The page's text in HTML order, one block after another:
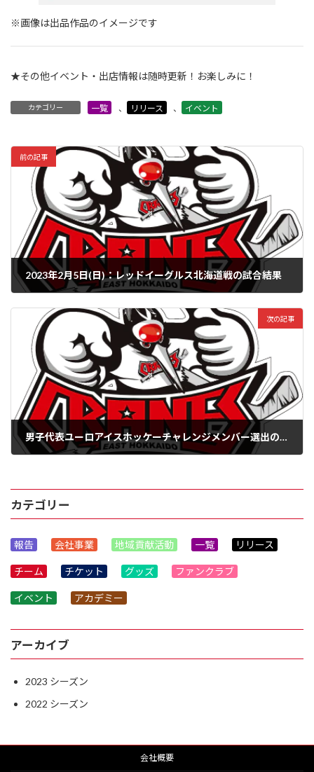
※画像は出品作品のイメージです
★その他イベント・出店情報は随時更新！お楽しみに！
カテゴリー 一覧 、 リリース 、 イベント
前の記事
2023年2月5日(日)：レッドイーグルス北海道戦の試合結果
次の記事
男子代表ユーロアイスホッケーチャレンジメンバー選出のお知らせ
カテゴリー
報告 会社事業 地域貢献活動 一覧 リリース
チーム チケット グッズ ファンクラブ
イベント アカデミー
アーカイブ
2023
2022
会社概要